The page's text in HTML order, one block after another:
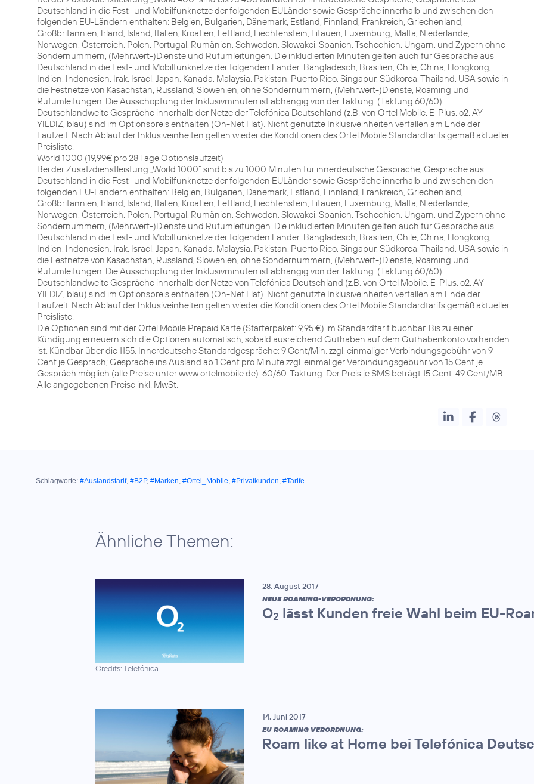
Deutschland in die Fest- und Mobilfunknetze der folgenden EULänder sowie Gespräche innerhalb und zwischen den
folgenden EU-Ländern enthalten: Belgien, Bulgarien, Dänemark, Estland, Finnland, Frankreich, Griechenland,
Großbritannien, Irland, Island, Italien, Kroatien, Lettland, Liechtenstein, Litauen, Luxemburg, Malta, Niederlande,
Norwegen, Österreich, Polen, Portugal, Rumänien, Schweden, Slowakei, Spanien, Tschechien, Ungarn, und Zypern ohne
Sondernummern, (Mehrwert-)Dienste und Rufumleitungen. Die inkludierten Minuten gelten auch für Gespräche aus
Deutschland in die Fest- und Mobilfunknetze der folgenden Länder: Bangladesch, Brasilien, Chile, China, Hongkong,
Indien, Indonesien, Irak, Israel, Japan, Kanada, Malaysia, Pakistan, Puerto Rico, Singapur, Südkorea, Thailand, USA sowie in
die Festnetze von Kasachstan, Russland, Slowenien, ohne Sondernummern, (Mehrwert-)Dienste, Roaming und
Rufumleitungen. Die Ausschöpfung der Inklusivminuten ist abhängig von der Taktung: (Taktung 60/60).
Deutschlandweite Gespräche innerhalb der Netze der Telefónica Deutschland (z.B. von Ortel Mobile, E-Plus, o2, AY
YILDIZ, blau) sind im Optionspreis enthalten (On-Net Flat). Nicht genutzte Inklusiveinheiten verfallen am Ende der
Laufzeit. Nach Ablauf der Inklusiveinheiten gelten wieder die Konditionen des Ortel Mobile Standardtarifs gemäß aktueller
Preisliste.
World 1000 (19,99€ pro 28 Tage Optionslaufzeit)
Bei der Zusatzdienstleistung „World 1000“ sind bis zu 1000 Minuten für innerdeutsche Gespräche, Gespräche aus
Deutschland in die Fest- und Mobilfunknetze der folgenden EULänder sowie Gespräche innerhalb und zwischen den
folgenden EU-Ländern enthalten: Belgien, Bulgarien, Dänemark, Estland, Finnland, Frankreich, Griechenland,
Großbritannien, Irland, Island, Italien, Kroatien, Lettland, Liechtenstein, Litauen, Luxemburg, Malta, Niederlande,
Norwegen, Österreich, Polen, Portugal, Rumänien, Schweden, Slowakei, Spanien, Tschechien, Ungarn, und Zypern ohne
Sondernummern, (Mehrwert-)Dienste und Rufumleitungen. Die inkludierten Minuten gelten auch für Gespräche aus
Deutschland in die Fest- und Mobilfunknetze der folgenden Länder: Bangladesch, Brasilien, Chile, China, Hongkong,
Indien, Indonesien, Irak, Israel, Japan, Kanada, Malaysia, Pakistan, Puerto Rico, Singapur, Südkorea, Thailand, USA sowie in
die Festnetze von Kasachstan, Russland, Slowenien, ohne Sondernummern, (Mehrwert-)Dienste, Roaming und
Rufumleitungen. Die Ausschöpfung der Inklusivminuten ist abhängig von der Taktung: (Taktung 60/60).
Deutschlandweite Gespräche innerhalb der Netze von Telefónica Deutschland (z.B. von Ortel Mobile, E-Plus, o2, AY
YILDIZ, blau) sind im Optionspreis enthalten (On-Net Flat). Nicht genutzte Inklusiveinheiten verfallen am Ende der
Laufzeit. Nach Ablauf der Inklusiveinheiten gelten wieder die Konditionen des Ortel Mobile Standardtarifs gemäß aktueller
Preisliste.
Die Optionen sind mit der Ortel Mobile Prepaid Karte (Starterpaket: 9,95 €) im Standardtarif buchbar. Bis zu einer
Kündigung erneuern sich die Optionen automatisch, sobald ausreichend Guthaben auf dem Guthabenkonto vorhanden
ist. Kündbar über die 1155. Innerdeutsche Standardgespräche: 9 Cent/Min. zzgl. einmaliger Verbindungsgebühr von 9
Cent je Gespräch; Gespräche ins Ausland ab 1 Cent pro Minute zzgl. einmaliger Verbindungsgebühr von 15 Cent je
Gespräch möglich (alle Preise unter www.ortelmobile.de). 60/60-Taktung. Der Preis je SMS beträgt 15 Cent. 49 Cent/MB.
Alle angegebenen Preise inkl. MwSt.
Schlagworte: #Auslandstarif, #B2P, #Marken, #Ortel_Mobile, #Privatkunden, #Tarife
Ähnliche Themen:
Credits: Telefónica
28. August 2017
NEUE ROAMING-VERORDNUNG:
O2 lässt Kunden freie Wahl beim EU-
14. Juni 2017
EU ROAMING VERORDNUNG:
Roam like at Home bei Telefónica